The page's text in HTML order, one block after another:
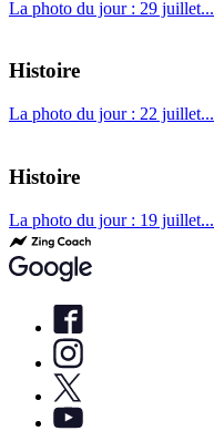
La photo du jour : 29
Histoire
La photo du jour : 22
Histoire
La photo du jour : 19